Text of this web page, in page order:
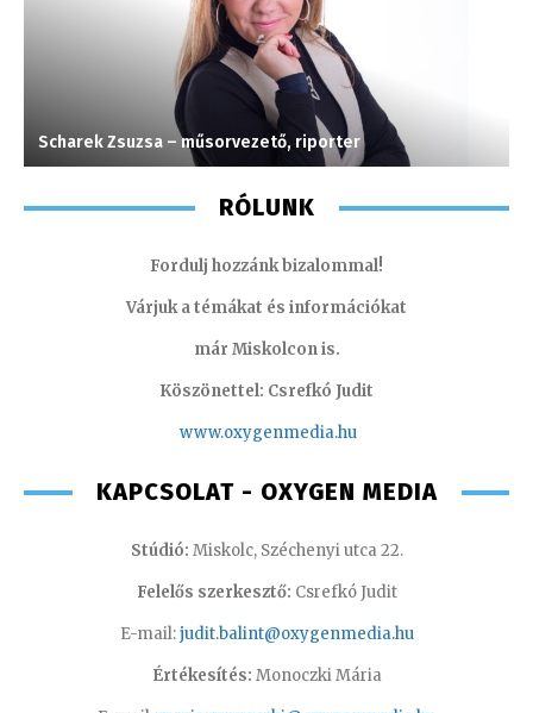
Scharek Zsuzsa – műsorvezető, riporter
RÓLUNK
Fordulj hozzánk bizalommal!
Várjuk a témákat és információkat
már Miskolcon is.
Köszönettel: Csrefkó Judit
www.oxygenmedia.hu
KAPCSOLAT - OXYGEN MEDIA
Stúdió: Miskolc, Széchenyi utca 22.
Felelős szerkesztő: Csrefkó Judit
E-mail:judit.balint@oxygenmedia.hu
Értékesítés: Monoczki Mária